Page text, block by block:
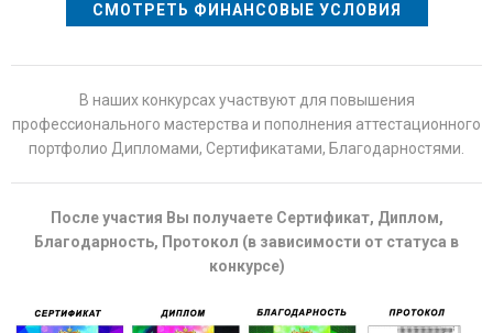
СМОТРЕТЬ ФИНАНСОВЫЕ УСЛОВИЯ
В наших конкурсах участвуют для повышения
профессионального мастерства и пополнения аттестационного
портфолио Дипломами, Сертификатами, Благодарностями.
После участия Вы получаете Сертификат, Диплом,
Благодарность, Протокол (в зависимости от статуса в
конкурсе)